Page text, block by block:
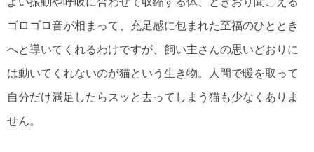
ゴロゴロ音が相まって、充足感に包まれた至福のひととき
へと導いてくれるわけですが、飼い主さんの思いどおりに
は動いてくれないのが猫という生き物。人間で暖を取って
自分だけ満足したらスッと去ってしまう猫も少なくありま
せん。